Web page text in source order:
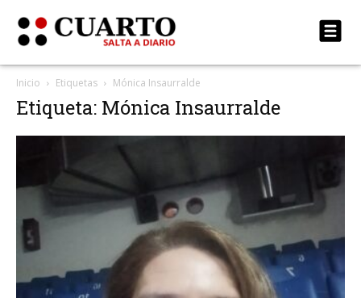
Inicio Etiquetas Mónica Insaurralde
Etiqueta: Mónica Insaurralde